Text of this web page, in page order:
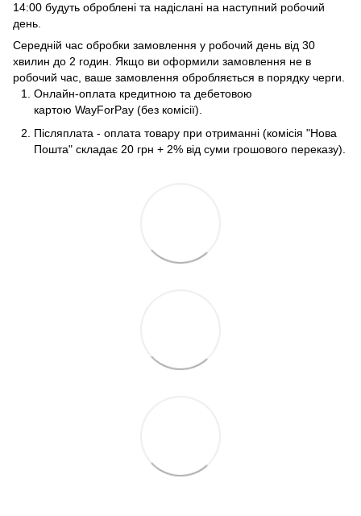
14:00 будуть оброблені та надіслані на наступний робочий
день.
Середній час обробки замовлення у робочий день від 30
хвилин до 2 годин. Якщо ви оформили замовлення не в
робочий час, ваше замовлення обробляється в порядку черги.
Онлайн-оплата кредитною та дебетовою
картою WayForPay (без комісії).
Післяплата - оплата товару при отриманні (комісія "Нова
Пошта" складає 20 грн + 2% від суми грошового переказу).